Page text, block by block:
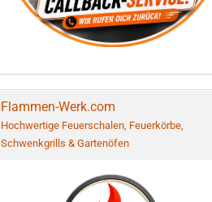
Flammen-Werk.com
Hochwertige Feuerschalen, Feuerkörbe,
Schwenkgrills & Gartenöfen